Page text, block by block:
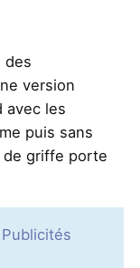
des
version
avec les
puis sans
de griffe porte